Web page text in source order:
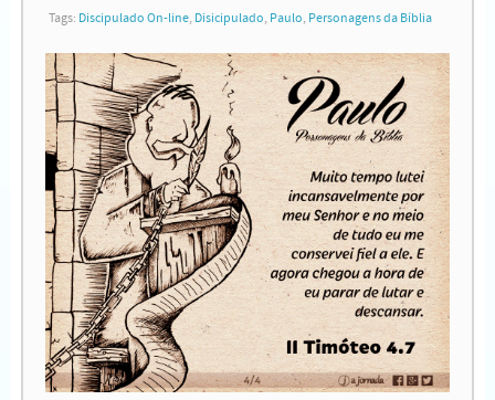
Tags: Discipulado On-line, Disicipulado, Paulo, Personagens da Bíblia